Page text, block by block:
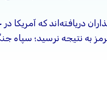
دریافته‌اند که آمریکا
به نتیجه نرسید؛ سپاه